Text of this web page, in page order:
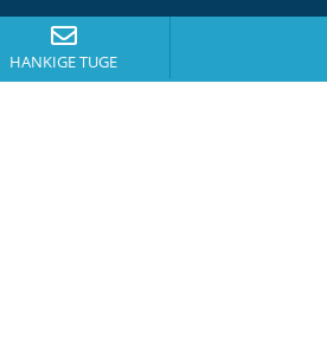
HANKIGE TUGE